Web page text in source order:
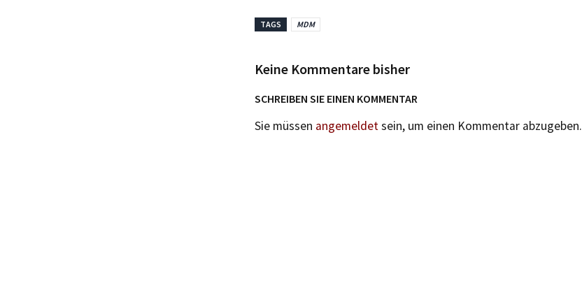
TAGS MDM
Keine Kommentare bisher
SCHREIBEN SIE EINEN KOMMENTAR
Sie müssen angemeldetsein, um einen Kommentar abzugeben.